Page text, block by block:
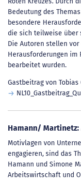
Bedeutung des
besondere
die sich teilweise über
Die Autoren stellen
Herausforderungen
bearbeitet wurden.
Gastbeitrag von
Hamann/
Motivlagen von
engagieren, sind das
Hamann und Simone
Arbeitswirtschaft und